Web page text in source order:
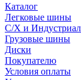
Каталог
Легковые шины
С/Х и
Грузовые шины
Диски
Покупателю
Условия оплаты